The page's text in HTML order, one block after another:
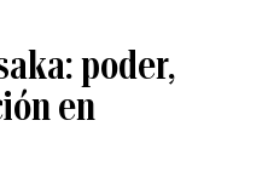
poder,
en